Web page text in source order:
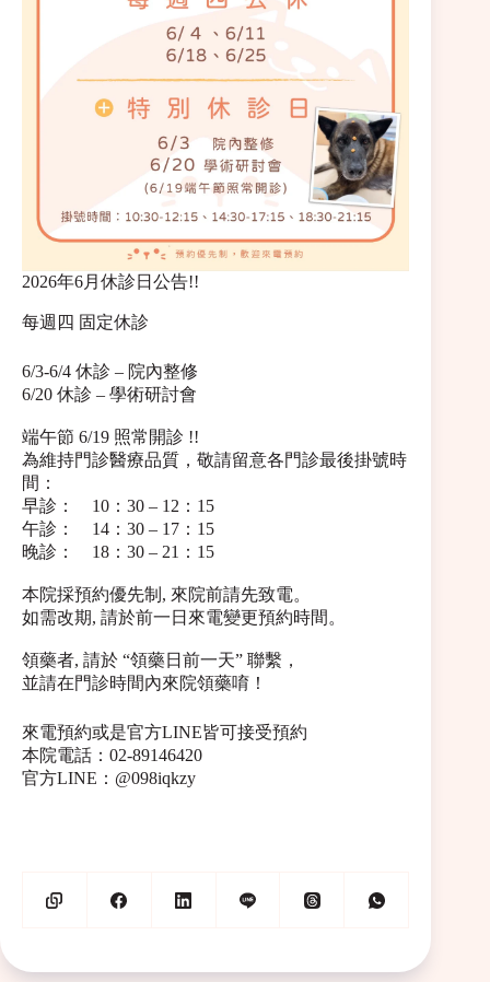
2026年6月休診日公告!!
每週四 固定休診
6/3-6/4 休診 – 院內整修
6/20 休診 – 學術研討會
端午節 6/19 照常開診 !!
為維持門診醫療品質，敬請留意各門診最後掛號時
間：
早診： 10：30 – 12：15
午診： 14：30 – 17：15
晚診： 18：30 – 21：15
本院採預約優先制, 來院前請先致電。
如需改期, 請於前一日來電變更預約時間。
領藥者, 請於 “領藥日前一天” 聯繫，
並請在門診時間內來院領藥唷！
來電預約或是官方LINE皆可接受預約
本院電話：02-89146420
官方LINE：@098iqkzy